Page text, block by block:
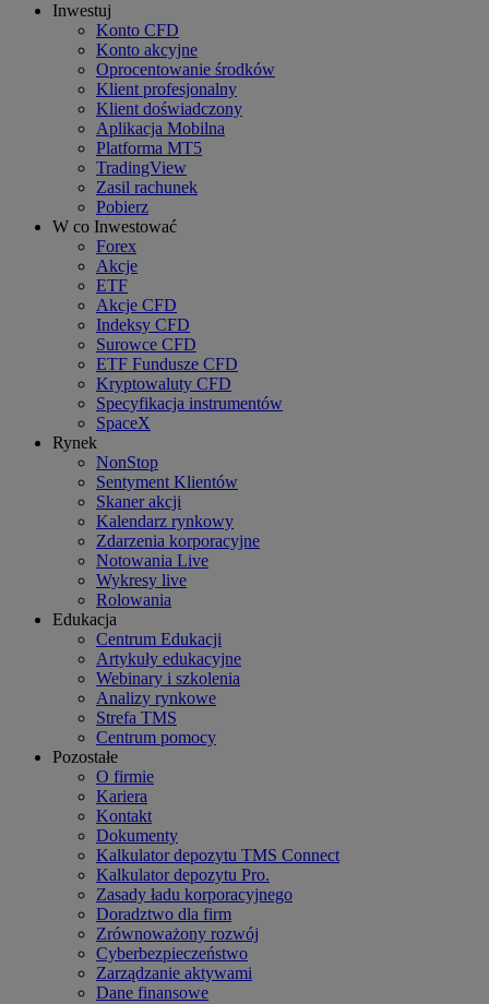
Inwestuj
Konto CFD
Konto akcyjne
Oprocentowanie środków
Klient profesjonalny
Klient doświadczony
Aplikacja Mobilna
Platforma MT5
TradingView
Zasil rachunek
Pobierz
W co Inwestować
Forex
Akcje
ETF
Akcje CFD
Indeksy CFD
Surowce CFD
ETF Fundusze CFD
Kryptowaluty CFD
Specyfikacja instrumentów
SpaceX
Rynek
NonStop
Sentyment Klientów
Skaner akcji
Kalendarz rynkowy
Zdarzenia korporacyjne
Notowania Live
Wykresy live
Rolowania
Edukacja
Centrum Edukacji
Artykuły edukacyjne
Webinary i szkolenia
Analizy rynkowe
Strefa TMS
Centrum pomocy
Pozostałe
O firmie
Kariera
Kontakt
Dokumenty
Kalkulator depozytu TMS Connect
Kalkulator depozytu Pro.
Zasady ładu korporacyjnego
Doradztwo dla firm
Zrównoważony rozwój
Cyberbezpieczeństwo
Zarządzanie aktywami
Dane finansowe